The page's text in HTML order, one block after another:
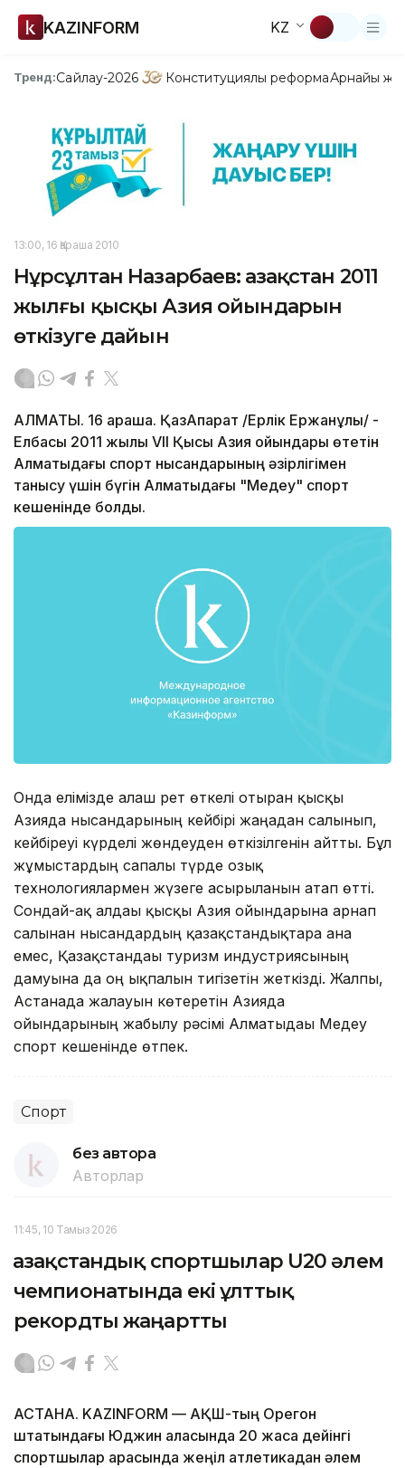
KAZINFORM KZ
Тренд:Сайлау-2026 Конституциялық реформаАрнайы
13:00, 16 Қараша 2010
Нұрсұлтан Назарбаев: Қазақстан 2011
жылғы қысқы Азия ойындарын
өткізуге дайын
АЛМАТЫ. 16 қараша. ҚазАқпарат /Ерлік Ержанұлы/ -
Елбасы 2011 жылы VII Қысқы Азия ойындары өтетін
Алматыдағы спорт нысандарының әзірлігімен
танысу үшін бүгін Алматыдағы "Медеу" спорт
кешенінде болды.
Онда елімізде алғаш рет өткелі отырған қысқы
Азияда нысандарының кейбірі жаңадан салынып,
кейбіреуі күрделі жөндеуден өткізілгенін айтты. Бұл
жұмыстардың сапалы түрде озық
технологиялармен жүзеге асырылғанын атап өтті.
Сондай-ақ алдағы қысқы Азия ойындарына арнап
салынған нысандардың қазақстандықтарға ғана
емес, Қазақстандағы туризм индустриясының
дамуына да оң ықпалын тигізетін жеткізді. Жалпы,
Астанада жалауын көтеретін Азияда
ойындарының жабылу рәсімі Алматыдағы Медеу
спорт кешенінде өтпек.
Спорт
без автора
Авторлар
11:45, 10 Тамыз 2026
Қазақстандық спортшылар U20 әлем
чемпионатында екі ұлттық
рекордты жаңартты
АСТАНА. KAZINFORM — АҚШ-тың Орегон
штатындағы Юджин қаласында 20 жасқа дейінгі
спортшылар арасында жеңіл атлетикадан әлем